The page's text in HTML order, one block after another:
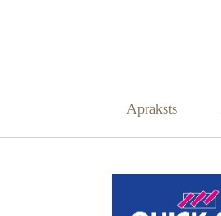
Apraksts